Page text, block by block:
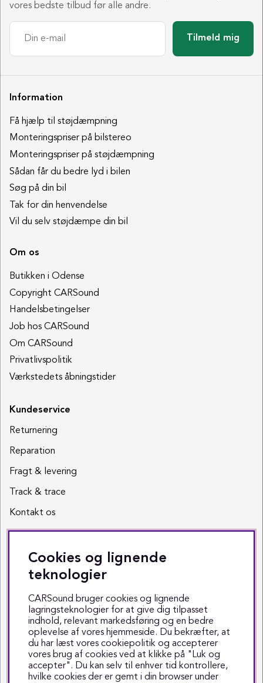
vores bedste tilbud før alle andre.
Tilmeld mig
Information
Få hjælp til støjdæmpning
Monteringspriser på bilstereo
Monteringspriser på støjdæmpning
Sådan får du bedre lyd i bilen
Søg på din bil
Tak for din henvendelse
Vil du selv støjdæmpe din bil
Om os
Butikken i Odense
Copyright CARSound
Handelsbetingelser
Job hos CARSound
Om CARSound
Privatlivspolitik
Værkstedets åbningstider
Kundeservice
Returnering
Reparation
Fragt & levering
Track & trace
Kontakt os
Sociale medier
Facebook
Instagram
Youtube
TikTok
Cookies og lignende
teknologier
CARSound bruger cookies og lignende
lagringsteknologier for at give dig tilpasset
indhold, relevant markedsføring og en bedre
oplevelse af vores hjemmeside. Du bekræfter, at
du har læst vores cookiepolitik og accepterer
vores brug af cookies ved at klikke på "Luk og
accepter". Du kan selv til enhver tid kontrollere,
hvilke cookies der er gemt i din browser under